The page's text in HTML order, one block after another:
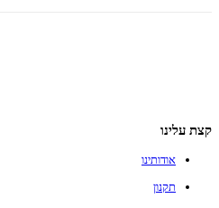
קצת עלינו
אודותינו
תקנון